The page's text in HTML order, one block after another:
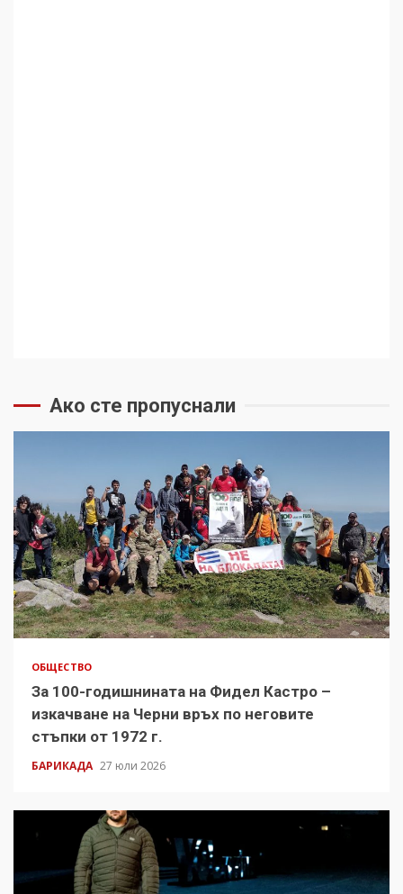
Ако сте пропуснали
ОБЩЕСТВО
За 100-годишнината на Фидел Кастро –
изкачване на Черни връх по неговите
стъпки от 1972 г.
БАРИКАДА 27 юли 2026